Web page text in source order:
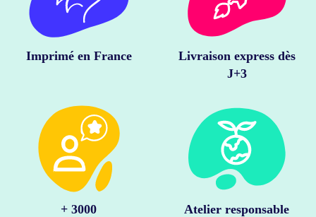
Imprimé en France
Livraison express dès
J+3
+ 3000
Atelier responsable